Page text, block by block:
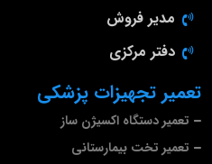
تعمیر تجهیزات پزشکی
تعمیر دستگاه اکسیژن ساز
تعمیر تخت بیمارستانی
مدیر فروش
دفتر مرکزی